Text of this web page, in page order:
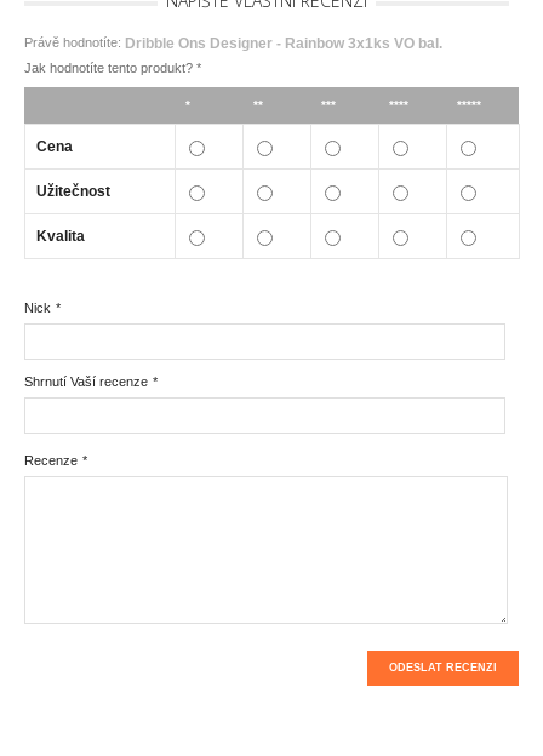
Právě hodnotíte: Dribble Ons Designer - Rainbow 3x1ks VO bal.
Jak hodnotíte tento produkt? *
* ** *** **** *****
Cena
Užitečnost
Kvalita
*
Nick
*
Shrnutí Vaší recenze
*
Recenze
ODESLAT RECENZI